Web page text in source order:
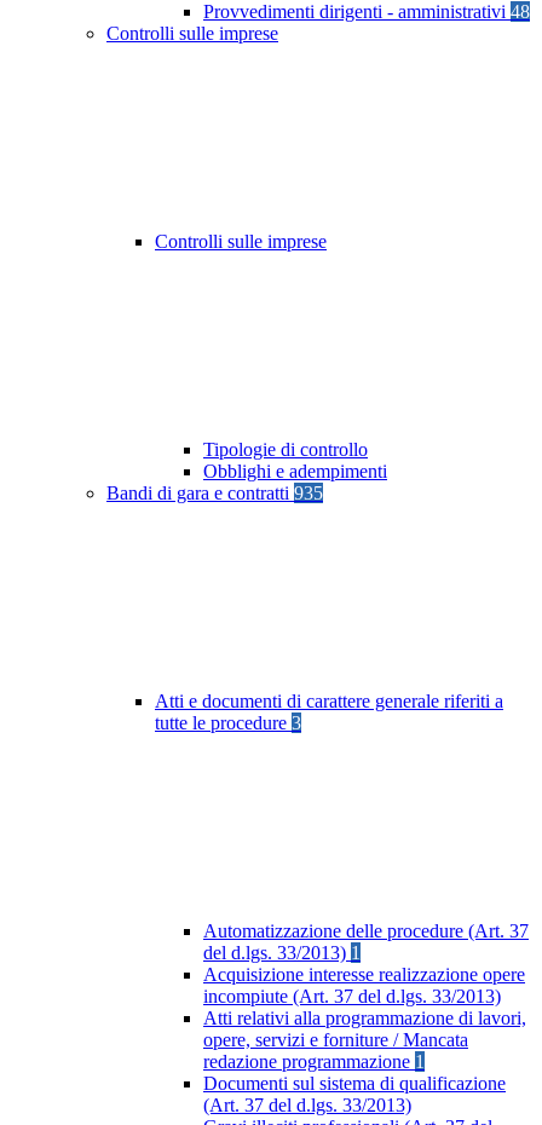
Provvedimenti dirigenti - amministrativi 48
Controlli sulle imprese
Controlli sulle imprese
Tipologie di controllo
Obblighi e adempimenti
Bandi di gara e contratti 935
Atti e documenti di carattere generale riferiti a
tutte le procedure 3
Automatizzazione delle procedure (Art. 37
del d.lgs. 33/2013) 1
Acquisizione interesse realizzazione opere
incompiute (Art. 37 del d.lgs. 33/2013)
Atti relativi alla programmazione di lavori,
opere, servizi e forniture / Mancata
redazione programmazione 1
Documenti sul sistema di qualificazione
(Art. 37 del d.lgs. 33/2013)